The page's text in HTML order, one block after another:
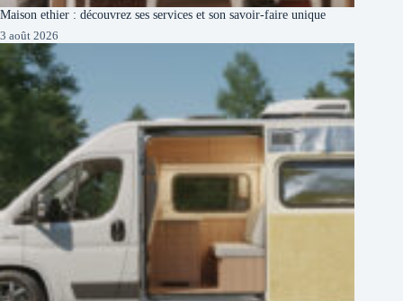
Maison ethier : découvrez ses services et son savoir-faire unique
3 août 2026